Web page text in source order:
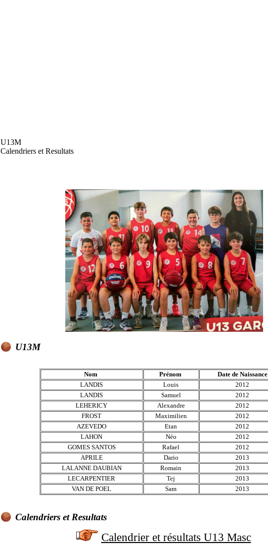
U13M
Calendriers et Resultats
U13M
Nom Prénom
Date de Naissance
LANDIS
Louis
2012
LANDIS
Samuel
2012
LEHERICY
Alexandre
2012
FROST
Maximilien
2012
AZEVEDO
Etan
2012
LAHON
Néo
2012
GOMES SANTOS
Rafael
2012
APRILE
Dario
2013
LALANNE DAUBIAN
Romain
2013
LECARPENTIER
Tej
2013
VAN DE POEL
Sam 2013
Calendriers et Resultats
Calendrier et résultats U13 Masc